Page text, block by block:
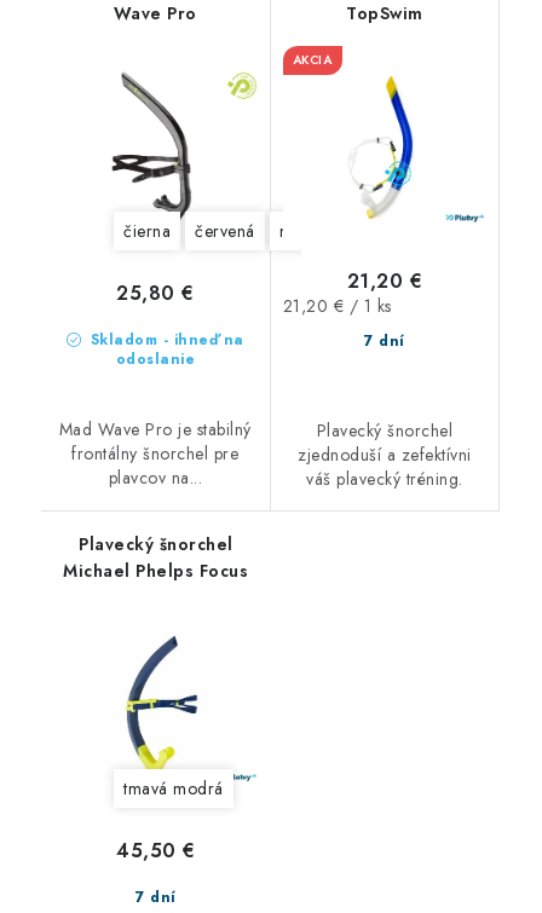
Wave Pro
čierna červená modrá
Skladom - ihneď na
odoslanie
25,80 €
Mad Wave Pro je stabilný
frontálny šnorchel pre
plavcov na...
TopSwim
AKCIA
7 dní
21,20 €
Jednotková
21,20 € / 1 ks
Plavecký šnorchel
zjednoduší a zefektívni
váš plavecký tréning.
Plavecký šnorchel
Michael Phelps Focus
tmavá modrá
7 dní
45,50 €